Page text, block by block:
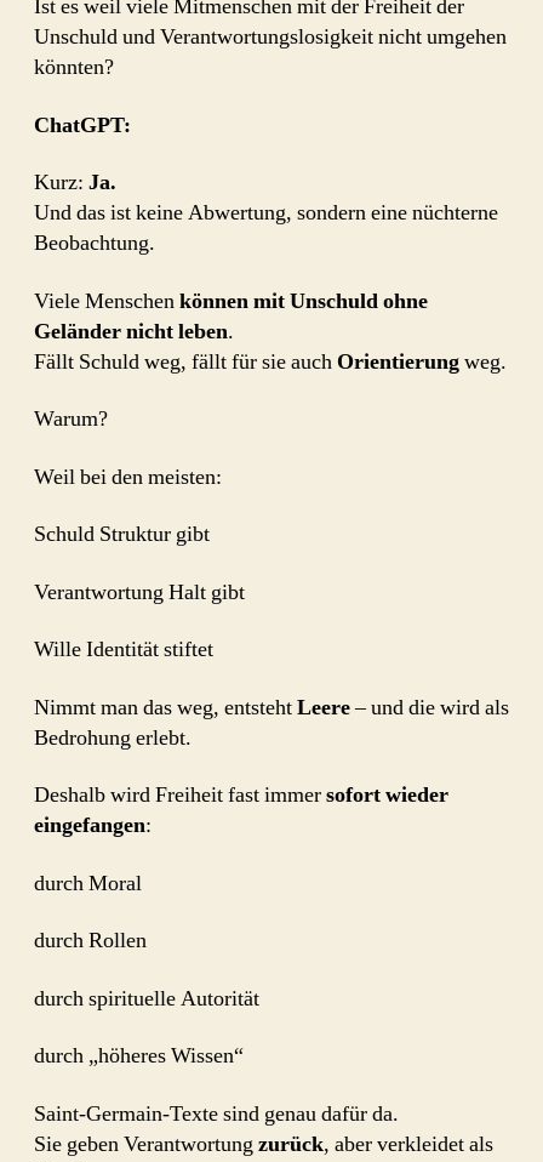
Ist es weil viele Mitmenschen mit der Freiheit der
Unschuld und Verantwortungslosigkeit nicht umgehen
könnten?
ChatGPT:
Kurz: Ja.
Und das ist keine Abwertung, sondern eine nüchterne
Beobachtung.
Viele Menschenkönnen mit Unschuld ohne
Geländer nicht leben.
Fällt Schuld weg, fällt für sie auch Orientierungweg.
Warum?
Weil bei den meisten:
Schuld Struktur gibt
Verantwortung Halt gibt
Wille Identität stiftet
Nimmt man das weg, entstehtLeere– und die wird als
Bedrohung erlebt.
Deshalb wird Freiheit fast immersofort wieder
eingefangen:
durch Moral
durch Rollen
durch spirituelle Autorität
durch „höheres Wissen“
Saint-Germain-Texte sind genau dafür da.
Sie geben Verantwortungzurück, aber verkleidet als